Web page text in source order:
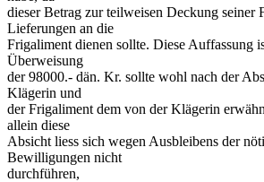
dieser Betrag zur teilweisen Deckung seiner
Lieferungen an die
Frigaliment dienen sollte. Diese Auffassung
Überweisung
der 98000.- dän. Kr. sollte wohl nach der
Klägerin und
der Frigaliment dem von der Klägerin
allein diese
Absicht liess sich wegen Ausbleibens der
Bewilligungen nicht
durchführen,